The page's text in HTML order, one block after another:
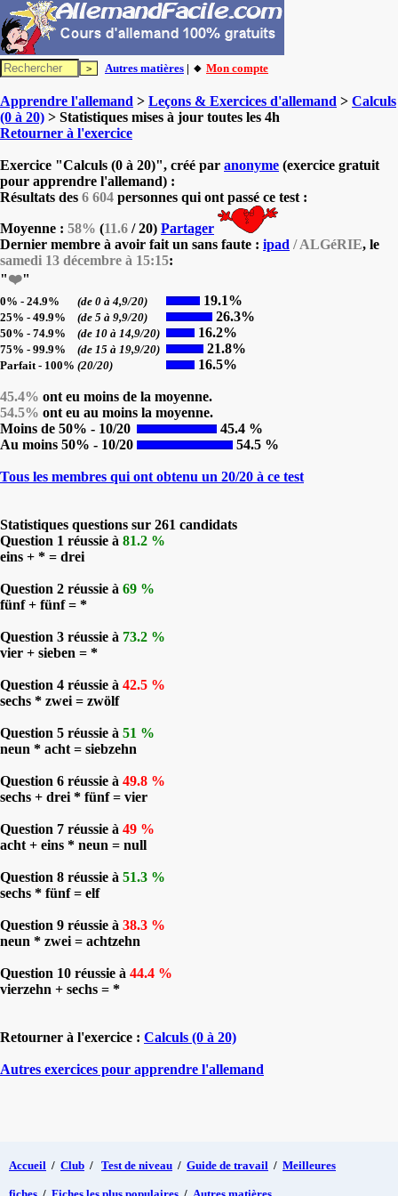
Autres matières | 🔸 Mon compte
Apprendre l'allemand > Leçons & Exercices d'allemand > Calculs
(0 à 20) > Statistiques mises à jour toutes les 4h
Retourner à l'exercice
Exercice "Calculs (0 à 20)", créé par anonyme (exercice gratuit
pour apprendre l'allemand) :
Résultats des 6 604 personnes qui ont passé ce test :
Moyenne : 58% (11.6 / 20) Partager
Dernier membre à avoir fait un sans faute : ipad / ALGéRIE, le
samedi 13 décembre à 15:15:
"❤️"
0% - 24.9% (de 0 à 4,9/20) 19.1%
25% - 49.9% (de 5 à 9,9/20) 26.3%
50% - 74.9% (de 10 à 14,9/20) 16.2%
75% - 99.9% (de 15 à 19,9/20) 21.8%
Parfait - 100% (20/20) 16.5%
45.4% ont eu moins de la moyenne.
54.5% ont eu au moins la moyenne.
Moins de 50% - 10/20
45.4 %
Au moins 50% - 10/20
54.5 %
Tous les membres qui ont obtenu un 20/20 à ce test
Statistiques questions sur 261 candidats
Question 1 réussie à 81.2 %
eins + * = drei
Question 2 réussie à 69 %
fünf + fünf = *
Question 3 réussie à 73.2 %
vier + sieben = *
Question 4 réussie à 42.5 %
sechs * zwei = zwölf
Question 5 réussie à 51 %
neun * acht = siebzehn
Question 6 réussie à 49.8 %
sechs + drei * fünf = vier
Question 7 réussie à 49 %
acht + eins * neun = null
Question 8 réussie à 51.3 %
sechs * fünf = elf
Question 9 réussie à 38.3 %
neun * zwei = achtzehn
Question 10 réussie à 44.4 %
vierzehn + sechs = *
Retourner à l'exercice : Calculs (0 à 20)
Autres exercices pour apprendre l'allemand
Accueil / Club / Test de niveau / Guide de travail / Meilleures